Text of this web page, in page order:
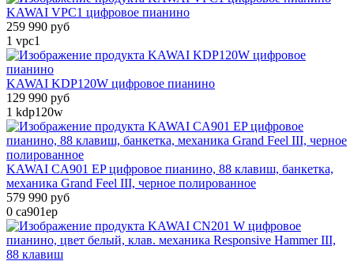
KAWAI VPC1 цифровое пианино
259 990 руб
1 vpc1
KAWAI KDP120W цифровое пианино
129 990 руб
1 kdp120w
KAWAI CA901 EP цифровое пианино, 88 клавиш, банкетка,
механика Grand Feel III, черное полированное
579 990 руб
0 ca901ep